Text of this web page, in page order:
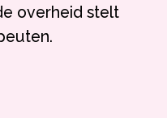
overheid stelt